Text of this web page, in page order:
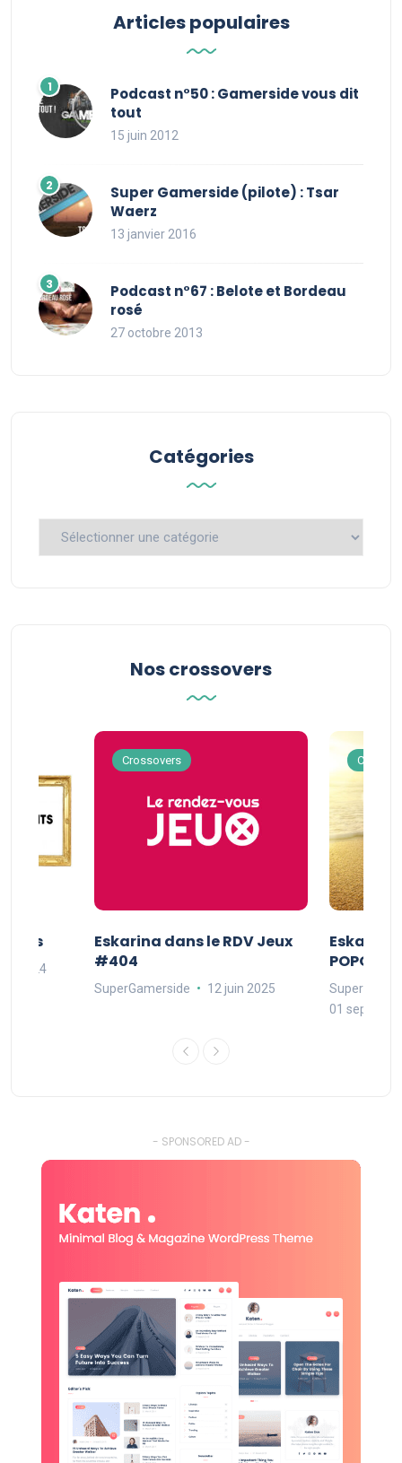
Articles populaires
Podcast n°50 : Gamerside vous dit
tout
15 juin 2012
Super Gamerside (pilote) : Tsar
Waerz
13 janvier 2016
Podcast n°67 : Belote et Bordeau
rosé
27 octobre 2013
Catégories
Nos crossovers
2024
Crossovers
Eskarina dans le RDV Jeux
#404
SuperGamerside 12 juin 2025
Eskarina
01
- SPONSORED AD -